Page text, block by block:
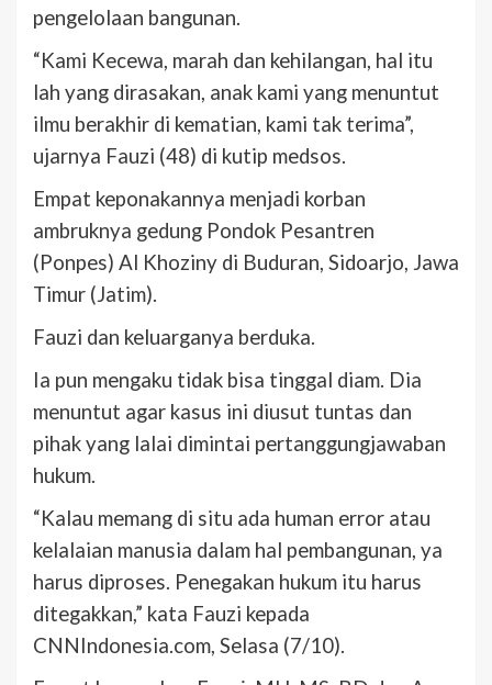
pengelolaan bangunan.
“Kami Kecewa, marah dan kehilangan, hal itu
lah yang dirasakan, anak kami yang menuntut
ilmu berakhir di kematian, kami tak terima”,
ujarnya Fauzi (48) di kutip medsos.
Empat keponakannya menjadi korban
ambruknya gedung Pondok Pesantren
(Ponpes) Al Khoziny di Buduran, Sidoarjo, Jawa
Timur (Jatim).
Fauzi dan keluarganya berduka.
Ia pun mengaku tidak bisa tinggal diam. Dia
menuntut agar kasus ini diusut tuntas dan
pihak yang lalai dimintai pertanggungjawaban
hukum.
“Kalau memang di situ ada human error atau
kelalaian manusia dalam hal pembangunan, ya
harus diproses. Penegakan hukum itu harus
ditegakkan,” kata Fauzi kepada
CNNIndonesia.com, Selasa (7/10).